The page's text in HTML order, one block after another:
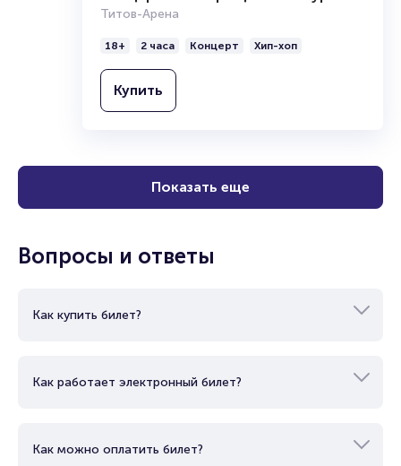
Титов-Арена
18+ 2 часа Концерт Хип-хоп
Купить
Показать еще
Вопросы и ответы
Как купить билет?
Как работает электронный билет?
Как можно оплатить билет?